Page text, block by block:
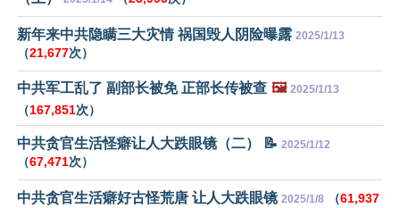
新年来中共隐瞒三大灾情 祸国毁人阴险曝露 2025/1/13
（21,677次）
中共军工乱了 副部长被免 正部长传被查 🖼️ 2025/1/13
（167,851次）
中共贪官生活怪癖让人大跌眼镜（二） 📝 2025/1/12
（67,471次）
中共贪官生活癖好古怪荒唐 让人大跌眼镜 2025/1/8 （61,937